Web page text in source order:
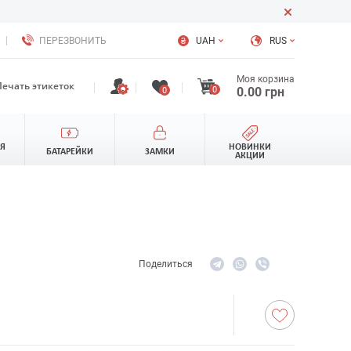
ПЕРЕЗВОНИТЬ UAH RUS
0 0
Моя корзина
0.00 грн
этикеток
БАТАРЕЙКИ ЗАМКИ
НОВИНКИ
АКЦИИ
Поделиться